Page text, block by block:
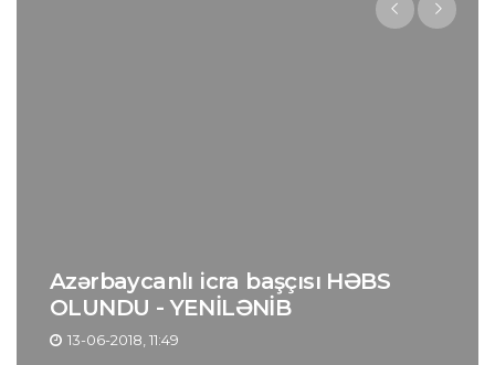
Azərbaycanlı icra başçısı HƏBS
OLUNDU - YENİLƏNİB
13-06-2018, 11:49